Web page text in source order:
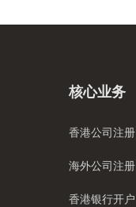
核心业务
香港公司注册
海外公司注册
香港银行开户